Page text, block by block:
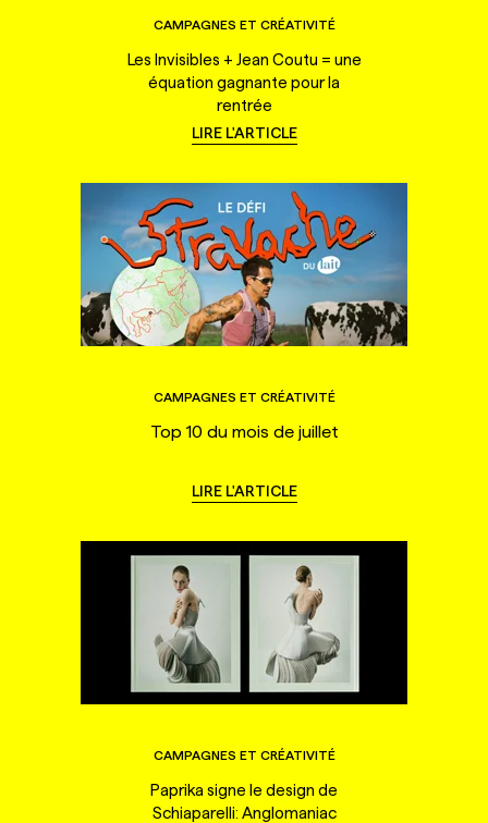
CAMPAGNES ET CRÉATIVITÉ
Les Invisibles + Jean Coutu = une
équation gagnante pour la
rentrée
LIRE L'ARTICLE
CAMPAGNES ET CRÉATIVITÉ
Top 10 du mois de juillet
LIRE L'ARTICLE
CAMPAGNES ET CRÉATIVITÉ
Paprika signe le design de
Schiaparelli: Anglomaniac